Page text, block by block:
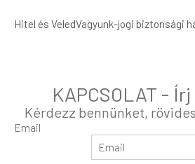
Hitel és VeledVagyunk-jogi biztonsági
KAPCSOLAT -
Kérdezz bennünket,
Email